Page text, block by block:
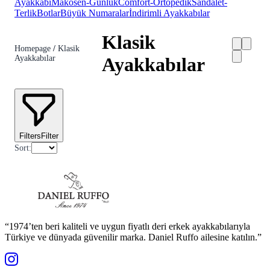
TerlikBotlarBüyük Numaralarİndirimli Ayakkabılar
Homepage / Klasik
Ayakkabılar
Klasik
Ayakkabılar
Filters Filter
Sort:
“1974’ten beri kaliteli ve uygun fiyatlı deri erkek ayakkabılarıyla
Türkiye ve dünyada güvenilir marka. Daniel Ruffo ailesine katılın.”